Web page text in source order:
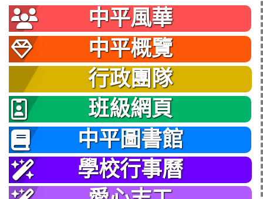
中平風華
中平概覽
行政團隊
班級網頁
中平圖書館
學校行事曆